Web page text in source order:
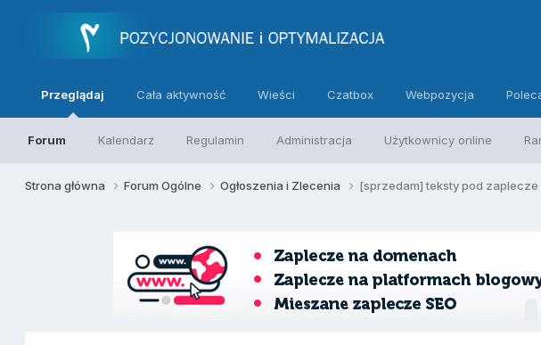
Przeglądaj
Forum Kalendarz Regulamin Administracja Użytkownicy online
Cała aktywność Wieści Czatbox Webpozycja
Strona główna Forum Ogólne Ogłoszenia i Zlecenia [sprzedam] teksty pod zaplecze